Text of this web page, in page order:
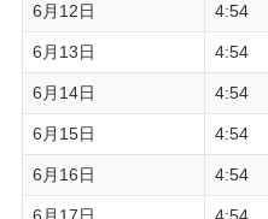
6月12日 4:54
6月13日 4:54
6月14日 4:54
6月15日 4:54
6月16日 4:54